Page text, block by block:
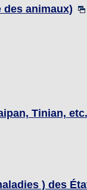
animaux)
Tinian,
) des